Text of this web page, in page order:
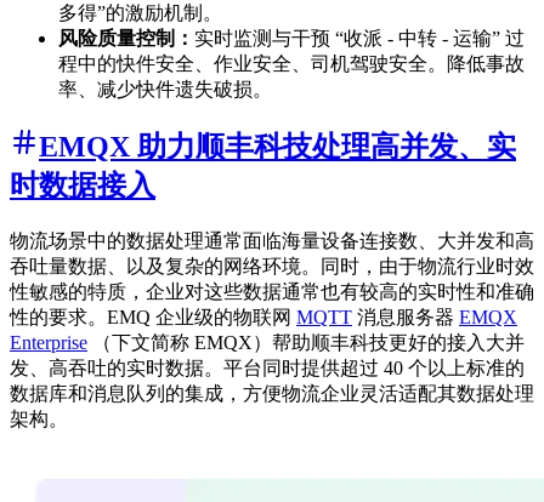
多得”的激励机制。
风险质量控制： 实时监测与干预 “收派 - 中转 - 运输” 过
程中的快件安全、作业安全、司机驾驶安全。降低事故
率、减少快件遗失破损。
EMQX 助力顺丰科技处理高并发、实
时数据接入
物流场景中的数据处理通常面临海量设备连接数、大并发和高
吞吐量数据、以及复杂的网络环境。同时，由于物流行业时效
性敏感的特质，企业对这些数据通常也有较高的实时性和准确
性的要求。EMQ 企业级的物联网 MQTT 消息服务器 EMQX
Enterprise （下文简称 EMQX）帮助顺丰科技更好的接入大并
发、高吞吐的实时数据。平台同时提供超过 40 个以上标准的
数据库和消息队列的集成，方便物流企业灵活适配其数据处理
架构。